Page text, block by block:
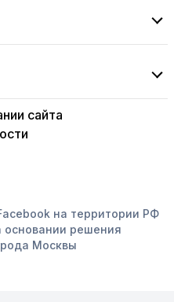
сайта
на территории РФ
основании решения
Москвы